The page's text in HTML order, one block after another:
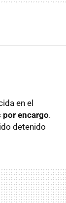
en el
por encargo.
detenido